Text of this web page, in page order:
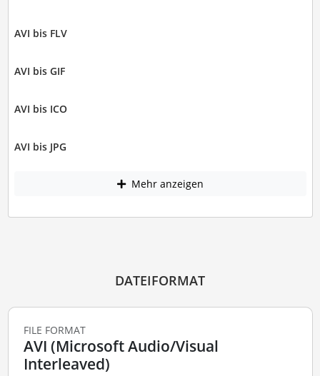
AVI bis FLV
AVI bis GIF
AVI bis ICO
AVI bis JPG
Mehr anzeigen
DATEIFORMAT
FILE FORMAT
AVI (Microsoft Audio/Visual
Interleaved)